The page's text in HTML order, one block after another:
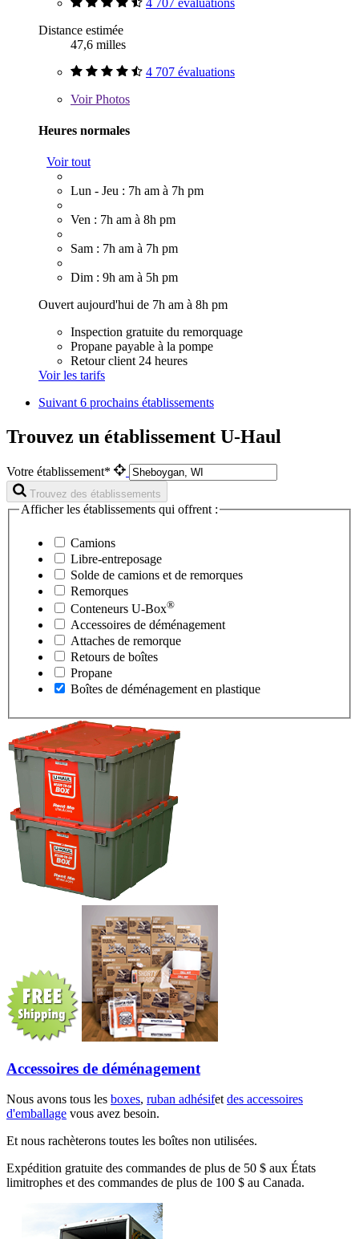
Distance estimée
47,6 milles
4 707 évaluations
VoirPhotos
Heures normales
Voir tout
Lun - Jeu : 7h am à 7h pm
Ven : 7h am à 8h pm
Sam : 7h am à 7h pm
Dim : 9h am à 5h pm
Ouvert aujourd'hui de 7h am à 8h pm
Inspection gratuite du remorquage
Propane payable à la pompe
Retour client 24 heures
Voir les tarifs
Suivant6 prochains établissements
Trouvez un établissement U-Haul
Votre établissement*
Trouvez des établissements
Afficher les établissements qui offrent :
Camions
Libre-entreposage
Solde de camions et de remorques
Remorques
Conteneurs U-Box®
Accessoires de déménagement
Attaches de remorque
Retours de boîtes
Propane
Boîtes de déménagement en plastique
Accessoires de déménagement
Nous avons tous les boxes, ruban adhésifet des accessoires
d'emballage vous avez besoin.
Et nous rachèterons toutes les boîtes non utilisées.
Expédition gratuite des commandes de plus de 50 $ aux États
limitrophes et des commandes de plus de 100 $ au Canada.